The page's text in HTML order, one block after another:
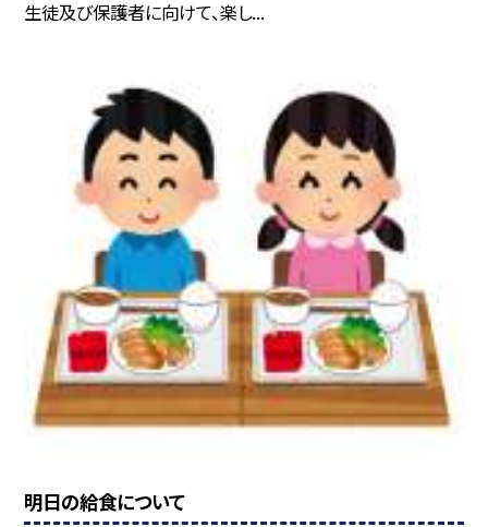
生徒及び保護者に向けて、楽し...
明日の給食について